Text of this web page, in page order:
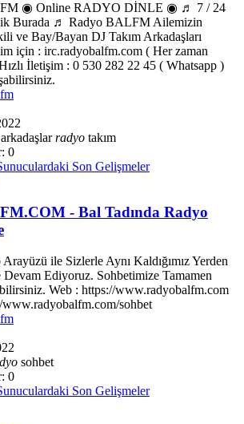
◉ Online RADYO DİNLE ◉ ♬ 7 / 24
Burada ♬ Radyo BALFM Ailemizin
ve Bay/Bayan DJ Takım Arkadaşları
için : irc.radyobalfm.com ( Her zaman
İletişim : 0 530 282 22 45 ( Whatsapp )
arkadaşlarradyo takım
0
Son Gelişmeler
- Bal Tadında Radyo
ile Sizlerle Aynı Kaldığımız Yerden
Devam Ediyoruz. Sohbetimize Tamamen
Web : https://www.radyobalfm.com
www.radyobalfm.com/sohbet
sohbet
0
Son Gelişmeler